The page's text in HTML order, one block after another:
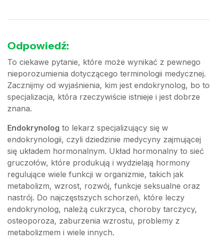
Odpowiedź:
To ciekawe pytanie, które może wynikać z pewnego
nieporozumienia dotyczącego terminologii medycznej.
Zacznijmy od wyjaśnienia, kim jest endokrynolog, bo to
specjalizacja, która rzeczywiście istnieje i jest dobrze
znana.
Endokrynolog to lekarz specjalizujący się w
endokrynologii, czyli dziedzinie medycyny zajmującej
się układem hormonalnym. Układ hormonalny to sieć
gruczołów, które produkują i wydzielają hormony
regulujące wiele funkcji w organizmie, takich jak
metabolizm, wzrost, rozwój, funkcje seksualne oraz
nastrój. Do najczęstszych schorzeń, które leczy
endokrynolog, należą cukrzyca, choroby tarczycy,
osteoporoza, zaburzenia wzrostu, problemy z
metabolizmem i wiele innych.